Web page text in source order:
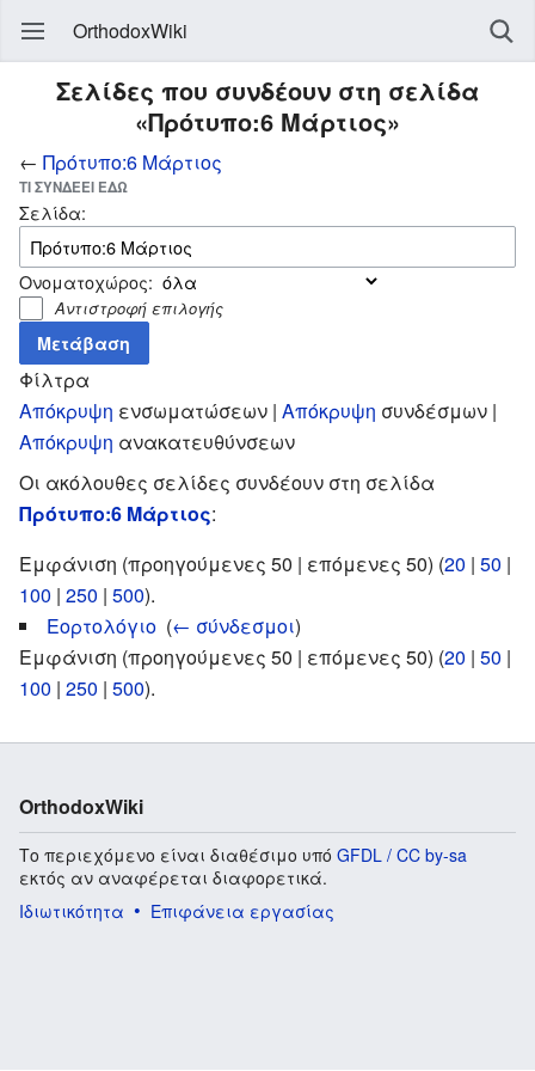
OrthodoxWiki
Σελίδες που συνδέουν στη σελίδα
«Πρότυπο:6 Μάρτιος»
← Πρότυπο:6 Μάρτιος
ΤΙ ΣΥΝΔΈΕΙ ΕΔΏ
Σελίδα:
Ονοματοχώρος:
Αντιστροφή επιλογής
Φίλτρα
Απόκρυψη ενσωματώσεων | Απόκρυψη συνδέσμων |
Απόκρυψη ανακατευθύνσεων
Οι ακόλουθες σελίδες συνδέουν στη σελίδα
Πρότυπο:6 Μάρτιος:
Εμφάνιση (προηγούμενες 50 | επόμενες 50) (20 | 50 |
100 | 250 | 500).
Εορτολόγιο (← σύνδεσμοι)
Εμφάνιση (προηγούμενες 50 | επόμενες 50) (20 | 50 |
100 | 250 | 500).
OrthodoxWiki
Το περιεχόμενο είναι διαθέσιμο υπό GFDL / CC by-sa
εκτός αν αναφέρεται διαφορετικά.
Ιδιωτικότητα
Επιφάνεια εργασίας